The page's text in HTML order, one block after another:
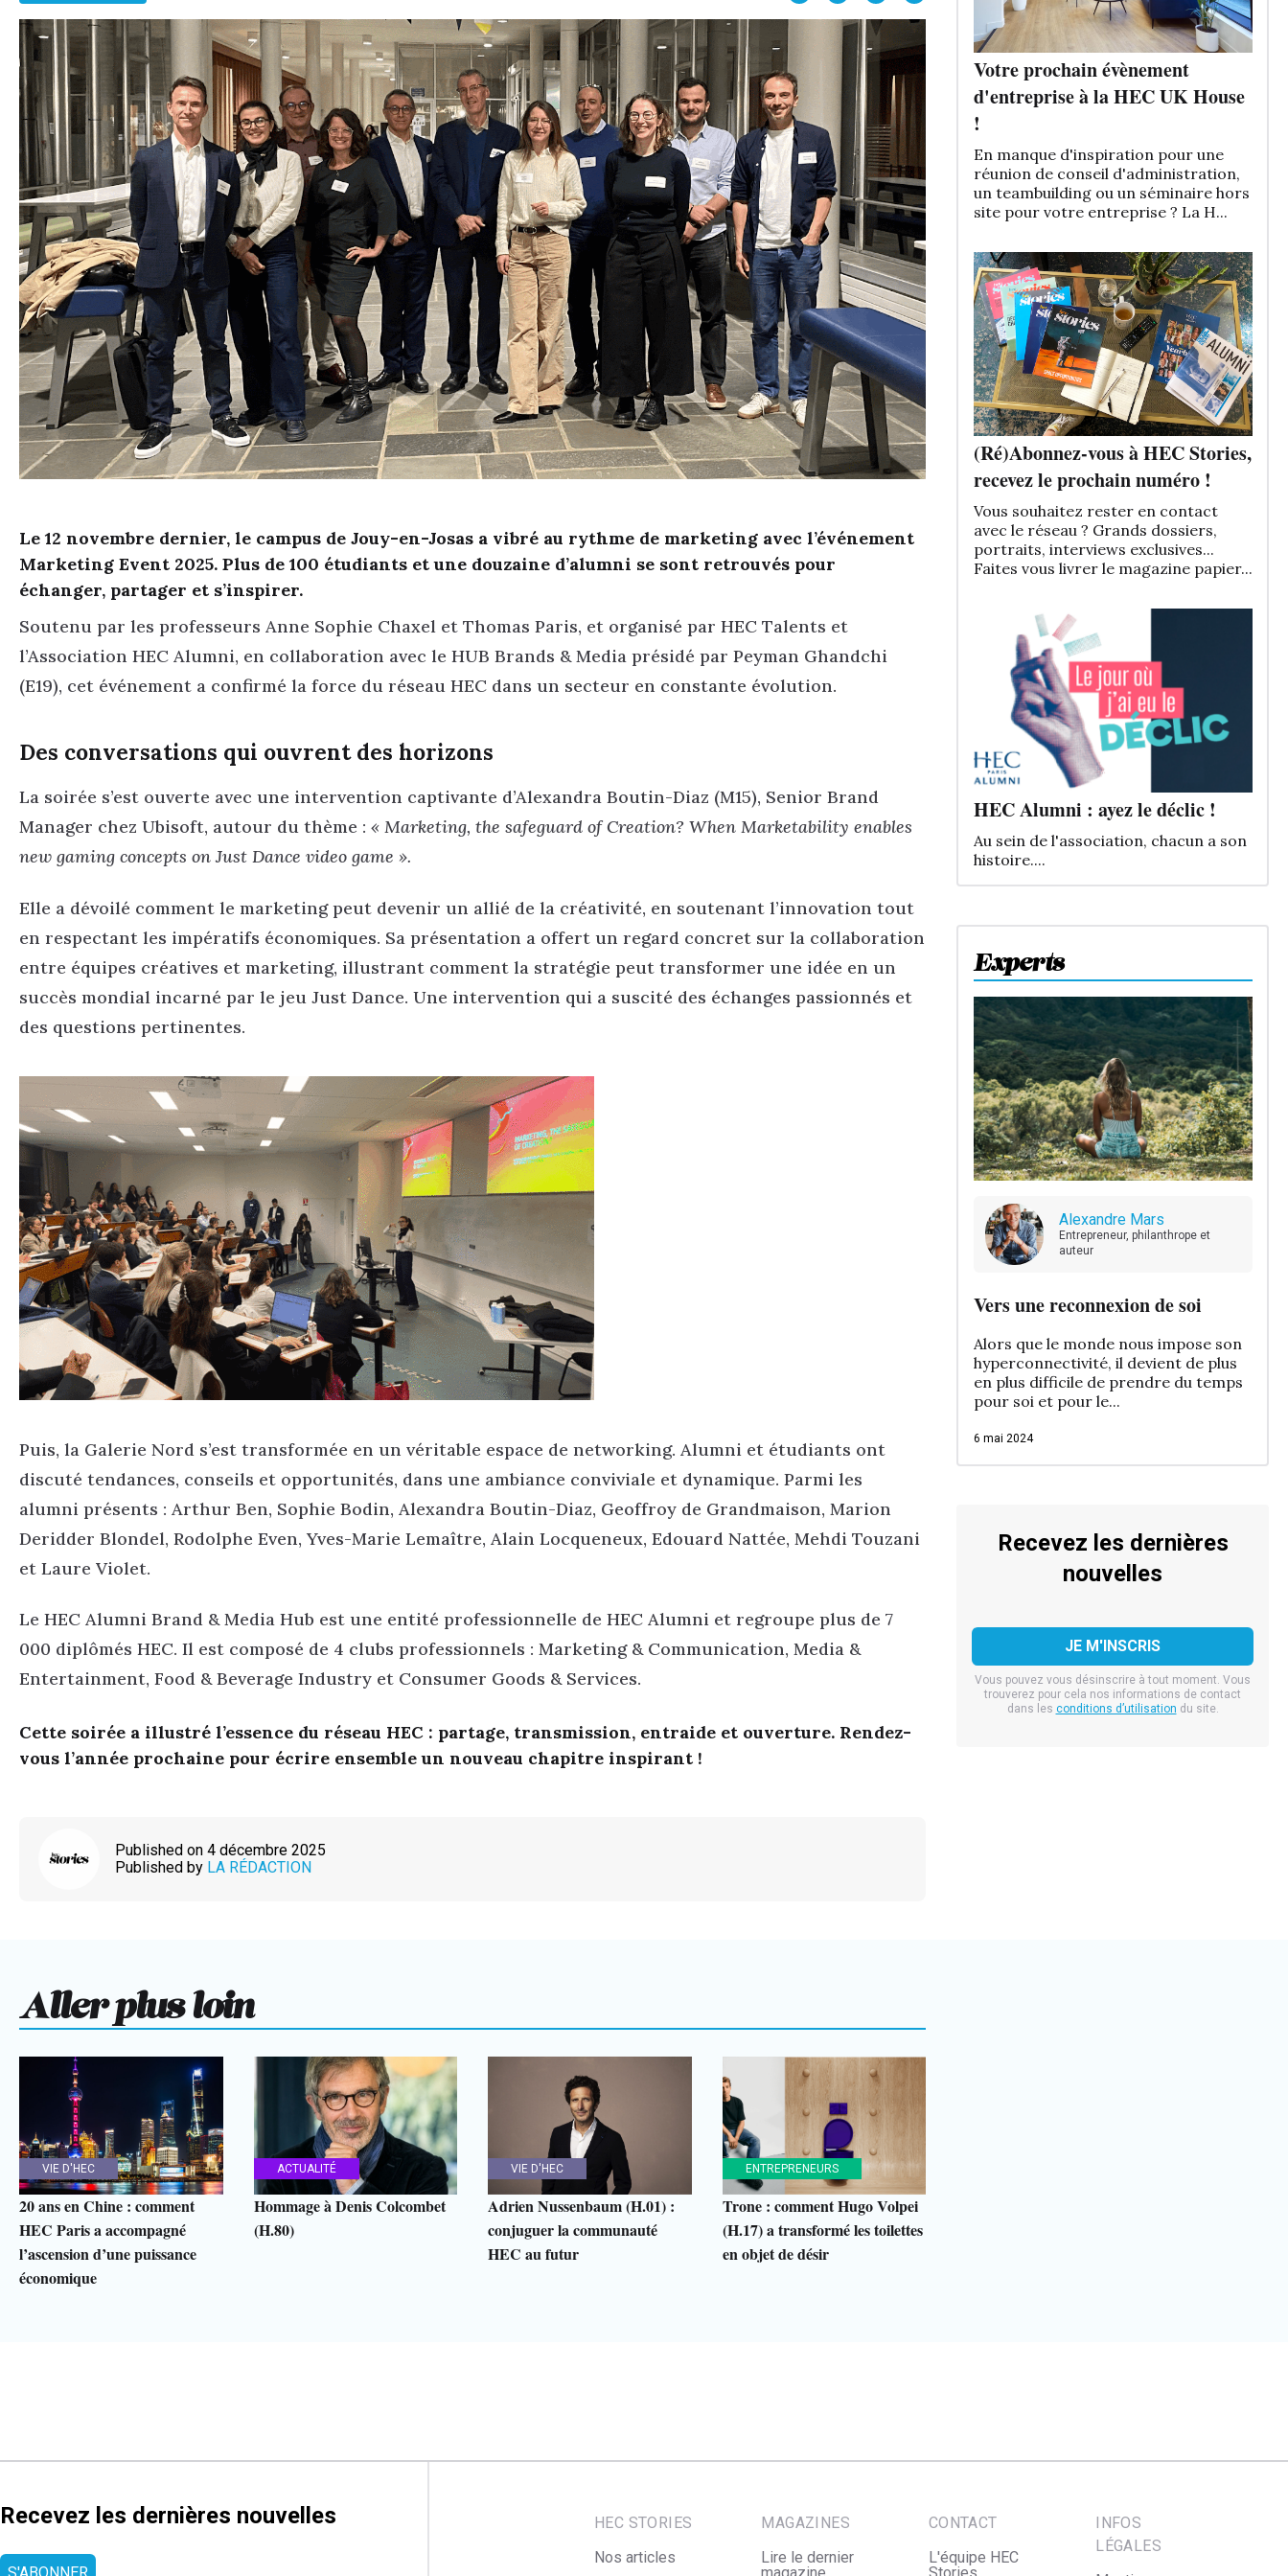
Le 12 novembre dernier, le campus de Jouy-en-Josas a vibré au rythme de marketing avec l’événement
Marketing Event 2025. Plus de 100 étudiants et une douzaine d’alumni se sont retrouvés pour
échanger, partager et s’inspirer.
Soutenu par les professeurs Anne Sophie Chaxel et Thomas Paris, et organisé par HEC Talents et
l’Association HEC Alumni, en collaboration avec le HUB Brands & Media présidé par Peyman Ghandchi
(E19), cet événement a confirmé la force du réseau HEC dans un secteur en constante évolution.
Des conversations qui ouvrent des horizons
La soirée s’est ouverte avec une intervention captivante d’Alexandra Boutin-Diaz (M15), Senior Brand
Manager chez Ubisoft, autour du thème : « Marketing, the safeguard of Creation? When Marketability enables
new gaming concepts on Just Dance video game ».
Elle a dévoilé comment le marketing peut devenir un allié de la créativité, en soutenant l’innovation tout
en respectant les impératifs économiques. Sa présentation a offert un regard concret sur la collaboration
entre équipes créatives et marketing, illustrant comment la stratégie peut transformer une idée en un
succès mondial incarné par le jeu Just Dance. Une intervention qui a suscité des échanges passionnés et
des questions pertinentes.
Puis, la Galerie Nord s’est transformée en un véritable espace de networking. Alumni et étudiants ont
discuté tendances, conseils et opportunités, dans une ambiance conviviale et dynamique. Parmi les
alumni présents : Arthur Ben, Sophie Bodin, Alexandra Boutin-Diaz, Geoffroy de Grandmaison, Marion
Deridder Blondel, Rodolphe Even, Yves-Marie Lemaître, Alain Locqueneux, Edouard Nattée, Mehdi Touzani
et Laure Violet.
Le HEC Alumni Brand & Media Hub est une entité professionnelle de HEC Alumni et regroupe plus de 7
000 diplômés HEC. Il est composé de 4 clubs professionnels : Marketing & Communication, Media &
Entertainment, Food & Beverage Industry et Consumer Goods & Services.
Cette soirée a illustré l’essence du réseau HEC : partage, transmission, entraide et ouverture. Rendez-
vous l’année prochaine pour écrire ensemble un nouveau chapitre inspirant !
Published on 4 décembre 2025
Published by LA RÉDACTION
Aller plus loin
VIE D'HEC
20 ans en Chine : comment
HEC Paris a accompagné
l’ascension d’une puissance
économique
ACTUALITÉ
Hommage à Denis Colcombet
(H.80)
VIE D'HEC
Adrien Nussenbaum (H.01) :
conjuguer la communauté
HEC au futur
ENTREPRENEURS
Trone : comment Hugo Volpei
(H.17) a transformé les toilettes
en objet de désir
Experts
Alexandre Mars
Entrepreneur, philanthrope et
auteur
Vers une reconnexion de soi
Alors que le monde nous impose son
hyperconnectivité, il devient de plus
en plus difficile de prendre du temps
pour soi et pour le...
6 mai 2024
Recevez les dernières
nouvelles
Vous pouvez vous désinscrire à tout moment. Vous
trouverez pour cela nos informations de contact
dans les conditions d’utilisation du site.
Votre prochain évènement
d'entreprise à la HEC UK House
!
En manque d'inspiration pour une
réunion de conseil d'administration,
un teambuilding ou un séminaire hors
site pour votre entreprise ? La H...
(Ré)Abonnez-vous à HEC Stories,
recevez le prochain numéro !
Vous souhaitez rester en contact
avec le réseau ? Grands dossiers,
portraits, interviews exclusives...
Faites vous livrer le magazine papier...
HEC Alumni : ayez le déclic !
Au sein de l'association, chacun a son
histoire....
Recevez les dernières nouvelles
HEC STORIES
Nos articles
MAGAZINES
Lire le dernier
magazine
CONTACT
L'équipe HEC
Stories
INFOS
LÉGALES